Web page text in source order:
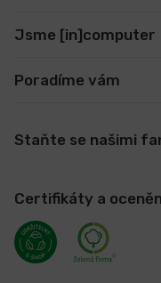
Jsme [in]computer
Poradíme vám
Staňte se našimi
Certifikáty a